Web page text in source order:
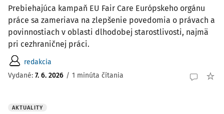
Prebiehajúca kampaň EU Fair Care Európskeho orgánu
práce sa zameriava na zlepšenie povedomia o právach a
povinnostiach v oblasti dlhodobej starostlivosti, najmä
pri cezhraničnej práci.
redakcia
Vydané: 7. 6. 2026 / 1 minúta čítania
AKTUALITY